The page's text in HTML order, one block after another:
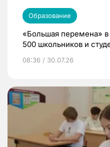
Образование
«Большая перемена»
500 школьников и
08:36 / 30.07.26